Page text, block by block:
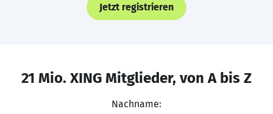
Jetzt registrieren
21 Mio. XING Mitglieder, von A bis Z
Nachname: